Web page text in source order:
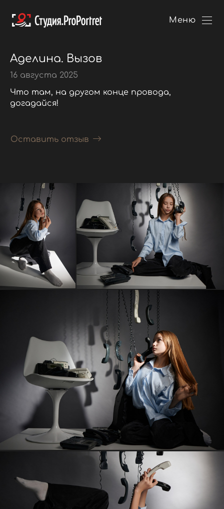
Меню
Аделина. Вызов
16 августа 2025
Что там, на другом конце провода,
догадайся!
Оставить отзыв